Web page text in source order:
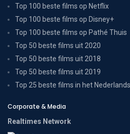
Top 100 beste films op Netflix
Top 100 beste films op Disney+
Top 100 beste films op Pathé Thuis
Top 50 beste films uit 2020
Top 50 beste films uit 2018
Top 50 beste films uit 2019
Top 25 beste films in het Nederlands
Corporate & Media
Realtimes Network